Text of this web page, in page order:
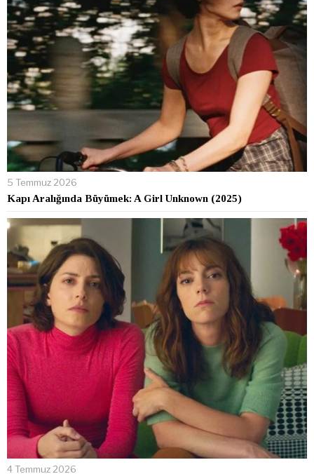
5 Temmuz 2026
Kapı Aralığında Büyümek: A Girl Unknown (2025)
4 Temmuz 2026